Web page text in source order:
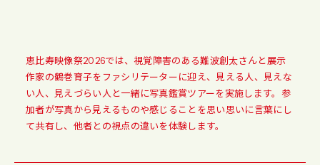
恵比寿映像祭2026では、視覚障害のある難波創太さんと展示
作家の鶴巻育子をファシリテーターに迎え、見える人、見えな
い人、見えづらい人と一緒に写真鑑賞ツアーを実施します。参
加者が写真から見えるものや感じることを思い思いに言葉にし
て共有し、他者との視点の違いを体験します。